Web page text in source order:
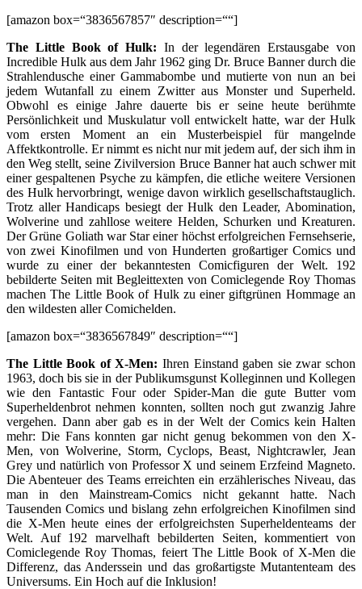
[amazon box=“3836567857″ description=““]
The Little Book of Hulk: In der legendären Erstausgabe von
Incredible Hulk aus dem Jahr 1962 ging Dr. Bruce Banner durch die
Strahlendusche einer Gammabombe und mutierte von nun an bei
jedem Wutanfall zu einem Zwitter aus Monster und Superheld.
Obwohl es einige Jahre dauerte bis er seine heute berühmte
Persönlichkeit und Muskulatur voll entwickelt hatte, war der Hulk
vom ersten Moment an ein Musterbeispiel für mangelnde
Affektkontrolle. Er nimmt es nicht nur mit jedem auf, der sich ihm in
den Weg stellt, seine Zivilversion Bruce Banner hat auch schwer mit
einer gespaltenen Psyche zu kämpfen, die etliche weitere Versionen
des Hulk hervorbringt, wenige davon wirklich gesellschaftstauglich.
Trotz aller Handicaps besiegt der Hulk den Leader, Abomination,
Wolverine und zahllose weitere Helden, Schurken und Kreaturen.
Der Grüne Goliath war Star einer höchst erfolgreichen Fernsehserie,
von zwei Kinofilmen und von Hunderten großartiger Comics und
wurde zu einer der bekanntesten Comicfiguren der Welt. 192
bebilderte Seiten mit Begleittexten von Comiclegende Roy Thomas
machen The Little Book of Hulk zu einer giftgrünen Hommage an
den wildesten aller Comichelden.
[amazon box=“3836567849″ description=““]
The Little Book of X-Men: Ihren Einstand gaben sie zwar schon
1963, doch bis sie in der Publikumsgunst Kolleginnen und Kollegen
wie den Fantastic Four oder Spider-Man die gute Butter vom
Superheldenbrot nehmen konnten, sollten noch gut zwanzig Jahre
vergehen. Dann aber gab es in der Welt der Comics kein Halten
mehr: Die Fans konnten gar nicht genug bekommen von den X-
Men, von Wolverine, Storm, Cyclops, Beast, Nightcrawler, Jean
Grey und natürlich von Professor X und seinem Erzfeind Magneto.
Die Abenteuer des Teams erreichten ein erzählerisches Niveau, das
man in den Mainstream-Comics nicht gekannt hatte. Nach
Tausenden Comics und bislang zehn erfolgreichen Kinofilmen sind
die X-Men heute eines der erfolgreichsten Superheldenteams der
Welt. Auf 192 marvelhaft bebilderten Seiten, kommentiert von
Comiclegende Roy Thomas, feiert The Little Book of X-Men die
Differenz, das Anderssein und das großartigste Mutantenteam des
Universums. Ein Hoch auf die Inklusion!